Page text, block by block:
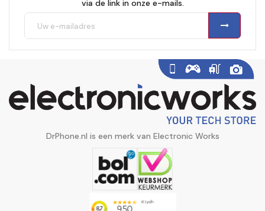
via de link in onze e-mails.
DrPhone.nl is een merk van Electronic Works